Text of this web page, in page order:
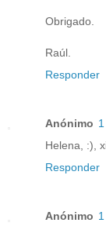
Obrigado.
Raúl.
Responder
Anónimo
Helena, :),
Responder
Anónimo